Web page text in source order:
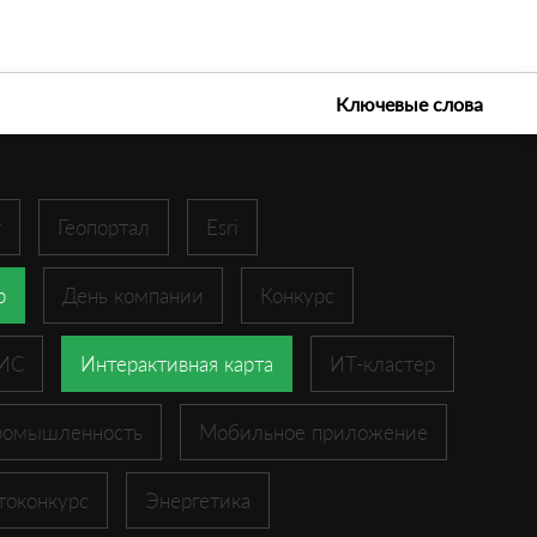
Ключевые слова
Геопортал Esri
День компании Конкурс
Интерактивная карта ИТ-кластер
Мобильное приложение
Энергетика